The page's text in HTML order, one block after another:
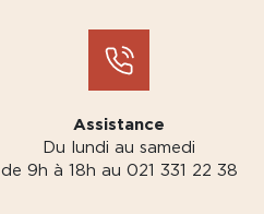
Assistance
Du lundi au samedi
de 9h à 18h au 021 331 22 38